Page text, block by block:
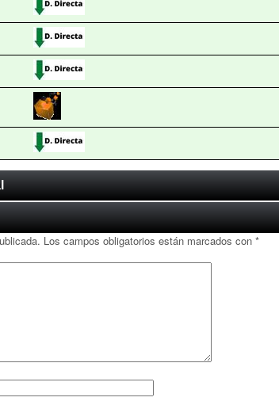
Los campos obligatorios están marcados con*